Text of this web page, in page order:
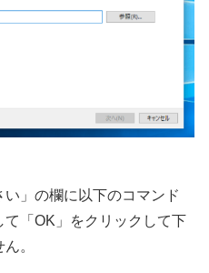
い」の欄に以下のコマンド
「OK」をクリックして下
。